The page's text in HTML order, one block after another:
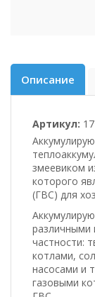
Описание
Артикул:
змеевиком
которого
(ГВС) для
различными
частности:
котлами,
насосами и
газовыми